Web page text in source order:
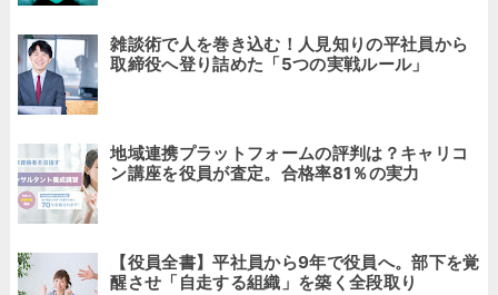
雑談術で人を巻き込む！人見知りの平社員から
取締役へ登り詰めた「5つの実戦ルール」
地域連携プラットフォームの評判は？キャリコ
ン講座を役員が査定。合格率81％の実力
【役員全書】平社員から9年で役員へ。部下を覚
醒させ「自走する組織」を築く全段取り